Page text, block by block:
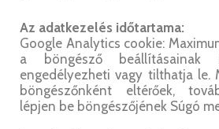
Az adatkezelés időtartama:
Google Analytics cookie:
a böngésző beállításainak
engedélyezheti vagy tilthatja le.
böngészőnként eltérőek,
lépjen be böngészőjének Súgó